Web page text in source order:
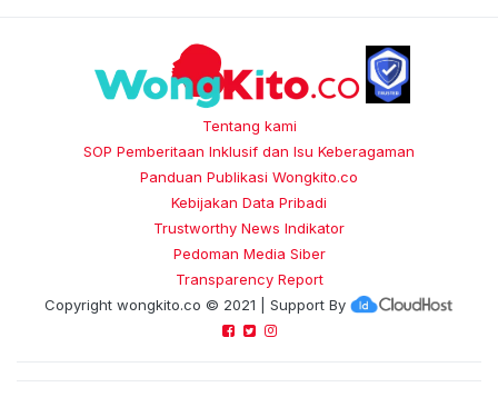
Tentang kami
SOP Pemberitaan Inklusif dan Isu Keberagaman
Panduan Publikasi Wongkito.co
Kebijakan Data Pribadi
Trustworthy News Indikator
Pedoman Media Siber
Transparency Report
Copyright wongkito.co © 2021 | Support By